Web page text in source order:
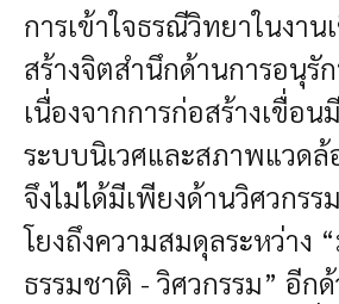
การเข้าใจธรณีวิทยาในงาน
สร้างจิตสำนึกด้านการอนุรั
เนื่องจากการก่อสร้างเขื่อ
ระบบนิเวศและสภาพแวดล้
จึงไม่ได้มีเพียงด้านวิศวกรร
โยงถึงความสมดุลระหว่าง
ธรรมชาติ - วิศวกรรม” อีก